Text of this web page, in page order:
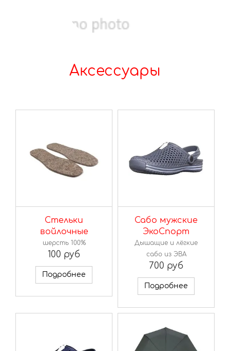
Аксессуары
Стельки
войлочные
шерсть 100%
100 руб
Подробнее
Сабо мужские
ЭкоСпорт
Дышащие и лёгкие
сабо из ЭВА
700 руб
Подробнее